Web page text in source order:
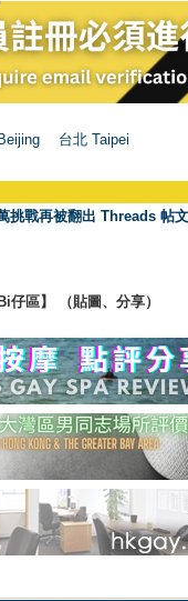
台北 Taipei
挑戰再被翻出 Threads 帖
區】 （貼圖、分享）